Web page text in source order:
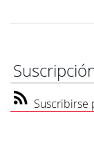
Suscribirse